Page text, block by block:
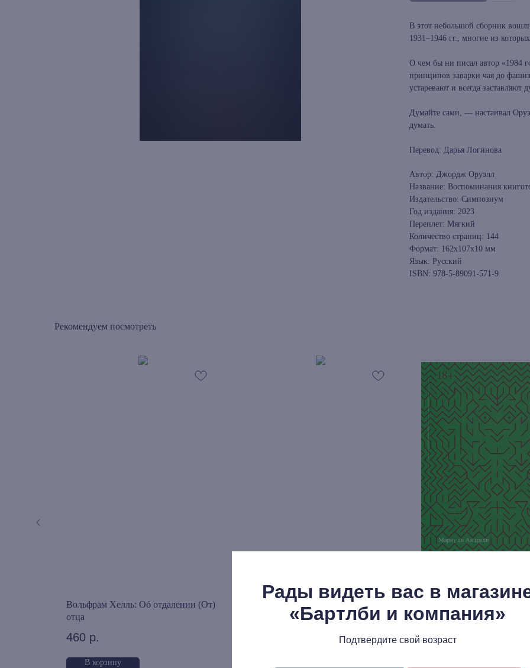
Рады видеть вас в
«Бартлби и компания»
Подтвердите свой возраст
В этот небольшой сборник
1931–1946 гг., многие из
О чем бы ни писал автор «1984
принципов заварки чая до
устаревают и всегда
Думайте сами, — настаивал
думать.
Перевод: Дарья Логинова
Автор: Джордж Оруэлл
Название: Воспоминания
Издательство: Симпозиум
Год издания: 2023
Переплет: Мягкий
Количество страниц: 144
Формат: 162x107x10 мм
Язык: Русский
ISBN: 978-5-89091-571-9
Рекомендуем посмотреть
Вольфрам Хелль: Об отдалении (От)
отца
460 р.
В корзину
Иностранная литература №12 (2021)
герой, у которого нет
620 р.